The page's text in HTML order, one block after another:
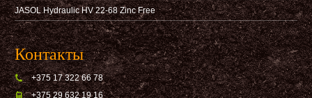
JASOL Hydraulic HV 22-68 Zinc Free
Контакты
+375 17 322 66 78
+375 29 632 19 16